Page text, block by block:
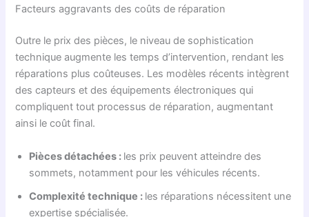
Facteurs aggravants des coûts de réparation
Outre le prix des pièces, le niveau de sophistication
technique augmente les temps d’intervention, rendant les
réparations plus coûteuses. Les modèles récents intègrent
des capteurs et des équipements électroniques qui
compliquent tout processus de réparation, augmentant
ainsi le coût final.
Pièces détachées : les prix peuvent atteindre des
sommets, notamment pour les véhicules récents.
Complexité technique : les réparations nécessitent une
expertise spécialisée.